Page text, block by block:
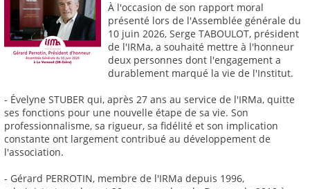
À l'occasion de son rapport moral
présenté lors de l'Assemblée générale du
10 juin 2026, Serge TABOULOT, président
de l'IRMa, a souhaité mettre à l'honneur
deux personnes dont l'engagement a
durablement marqué la vie de l'Institut.
- Évelyne STUBER qui, après 27 ans au service de l'IRMa, quitte
ses fonctions pour une nouvelle étape de sa vie. Son
professionnalisme, sa rigueur, sa fidélité et son implication
constante ont largement contribué au développement de
l'association.
- Gérard PERROTIN, membre de l'IRMa depuis 1996,